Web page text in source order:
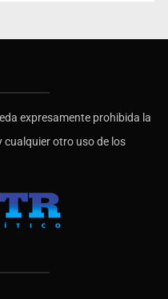
expresamente prohibida la
cualquier otro uso de los